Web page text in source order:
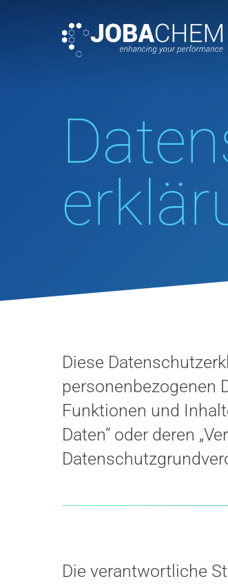
Hit enter to search or
Diese
personenbezogenen
Funktionen und
Daten“ oder deren
Die verantwortliche